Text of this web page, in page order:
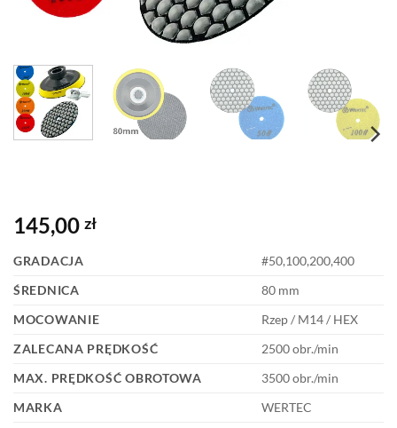
145,00 zł
GRADACJA
#50,100,200,400
ŚREDNICA
80 mm
MOCOWANIE
Rzep / M14 / HEX
ZALECANA PRĘDKOŚĆ
2500 obr./min
MAX. PRĘDKOŚĆ OBROTOWA
3500 obr./min
MARKA
WERTEC